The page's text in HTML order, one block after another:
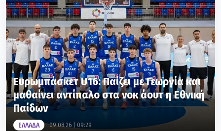
Ευρωμπάσκετ U16: Παίζει με Γεωργία και
μαθαίνει αντίπαλο στα νοκ άουτ η Εθνική
Παίδων
ΕΛΛΑΔΑ 09.08.26 | 09:29